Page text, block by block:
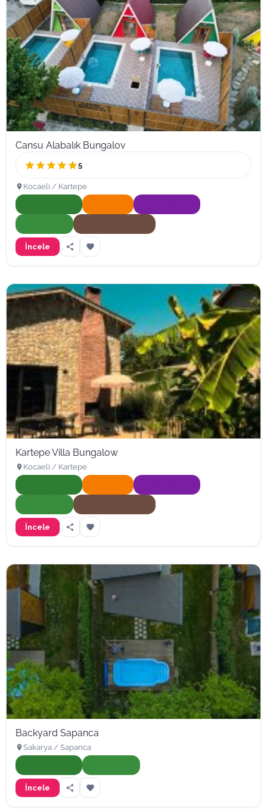
Cansu Alabalık Bungalov
5
Kocaeli / Kartepe
İncele
Kartepe Villa Bungalow
Kocaeli / Kartepe
İncele
Backyard Sapanca
Sakarya / Sapanca
İncele